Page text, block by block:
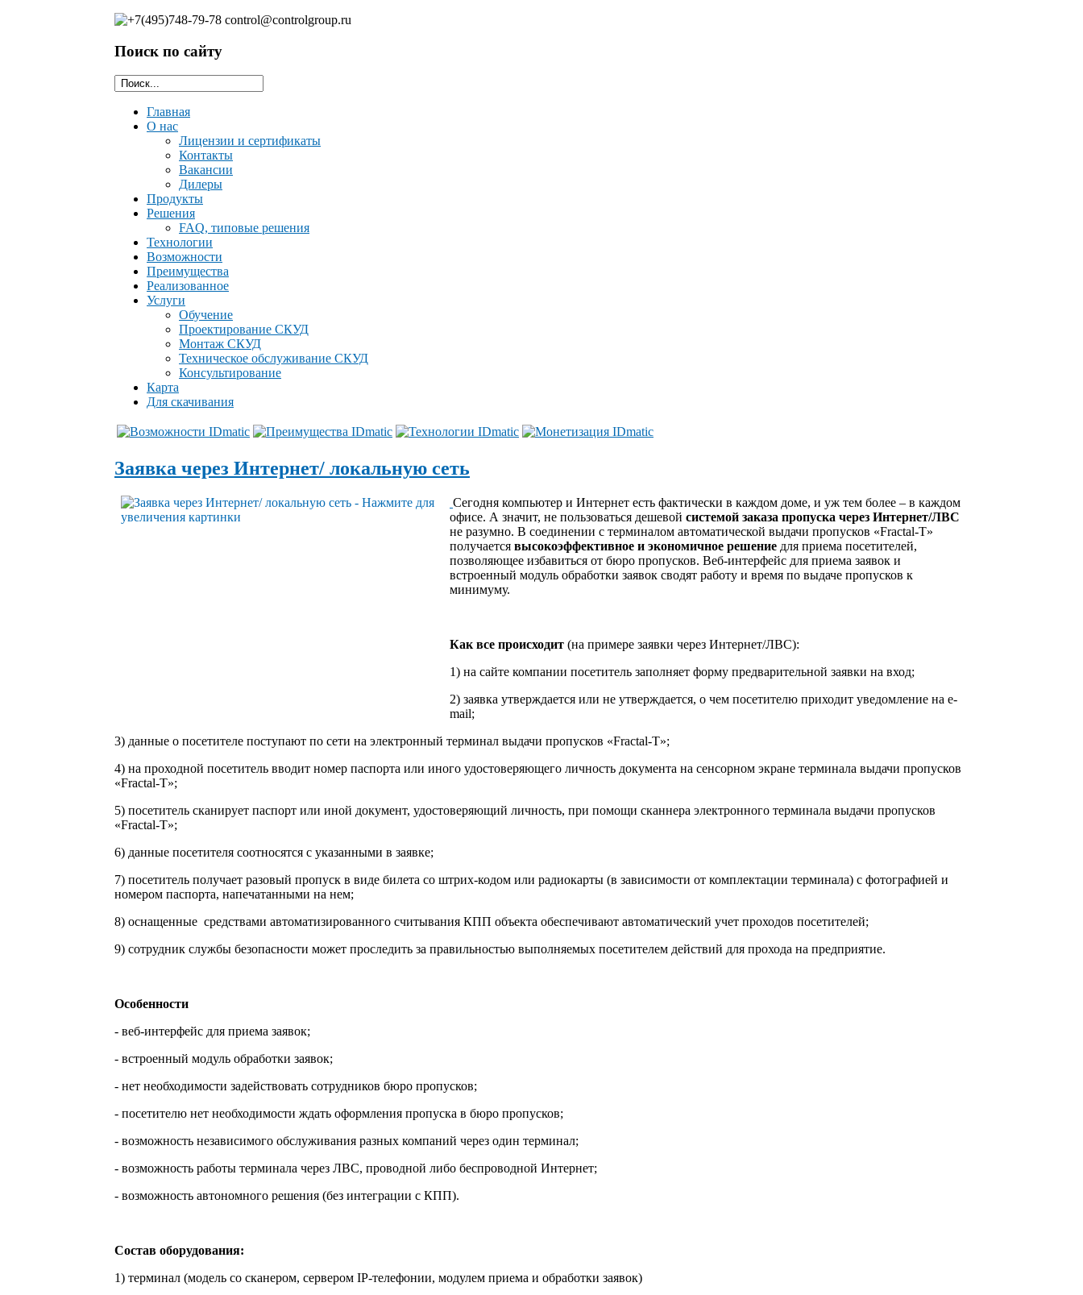
Поиск по сайту
Главная
О нас
Лицензии и сертификаты
Контакты
Ваканcии
Дилеры
Продукты
Решения
FAQ, типовые решения
Технологии
Возможности
Преимущества
Реализованное
Услуги
Обучение
Проектирование СКУД
Монтаж СКУД
Техническое обслуживание СКУД
Консультирование
Карта
Для скачивания
Заявка через Интернет/ локальную сеть
Сегодня компьютер и Интернет есть фактически в каждом доме, и уж тем более – в каждом
офисе. А значит, не пользоваться дешевой системой заказа пропуска через Интернет/ЛВС
не разумно. В соединении с терминалом автоматической выдачи пропусков «Fractal-T»
получается высокоэффективное и экономичное решение для приема посетителей,
позволяющее избавиться от бюро пропусков. Веб-интерфейс для приема заявок и
встроенный модуль обработки заявок сводят работу и время по выдаче пропусков к
минимуму.
Как все происходит (на примере заявки через Интернет/ЛВС):
1) на сайте компании посетитель заполняет форму предварительной заявки на вход;
2) заявка утверждается или не утверждается, о чем посетителю приходит уведомление на e-
mail;
3) данные о посетителе поступают по сети на электронный терминал выдачи пропусков «Fractal-T»;
4) на проходной посетитель вводит номер паспорта или иного удостоверяющего личность документа на сенсорном экране терминала выдачи пропусков
«Fractal-T»;
5) посетитель сканирует паспорт или иной документ, удостоверяющий личность, при помощи сканнера электронного терминала выдачи пропусков
«Fractal-T»;
6) данные посетителя соотносятся с указанными в заявке;
7) посетитель получает разовый пропуск в виде билета со штрих-кодом или радиокарты (в зависимости от комплектации терминала) с фотографией и
номером паспорта, напечатанными на нем;
8) оснащенные средствами автоматизированного считывания КПП объекта обеспечивают автоматический учет проходов посетителей;
9) сотрудник службы безопасности может проследить за правильностью выполняемых посетителем действий для прохода на предприятие.
Особенности
- веб-интерфейс для приема заявок;
- встроенный модуль обработки заявок;
- нет необходимости задействовать сотрудников бюро пропусков;
- посетителю нет необходимости ждать оформления пропуска в бюро пропусков;
- возможность независимого обслуживания разных компаний через один терминал;
- возможность работы терминала через ЛВС, проводной либо беспроводной Интернет;
- возможность автономного решения (без интеграции с КПП).
Состав оборудования:
1) терминал (модель со сканером, сервером IP-телефонии, модулем приема и обработки заявок)